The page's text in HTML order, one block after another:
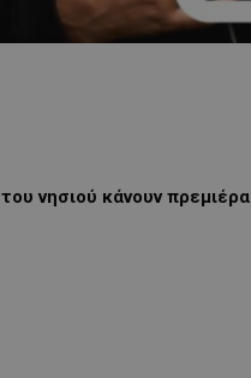
του νησιού κάνουν πρεμιέρα